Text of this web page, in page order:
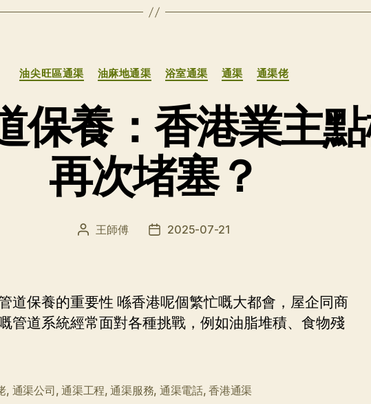
类
油尖旺區通渠 油麻地通渠 浴室通渠 通渠 通渠佬
保養：香港業主
再次堵塞？
文 王師傅
发 2025-07-21
道保養的重要性 喺香港呢個繁忙嘅大都會，屋企同商
管道系統經常面對各種挑戰，例如油脂堆積、食物殘
, 通渠公司,通渠工程,通渠服務, 通渠電話,香港通渠